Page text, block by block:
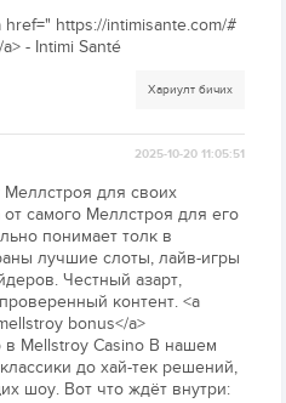
https://intimisante.com/#
- Intimi Santé
Хариулт бичих
2025-10-20 11:05:51
Меллстроя для своих
самого Меллстроя для его
понимает толк в
лучшие слоты, лайв-игры
Честный азарт,
контент. <a
bonus</a>
в Mellstroy Casino В нашем
до хай-тек решений,
шоу. Вот что ждёт внутри: